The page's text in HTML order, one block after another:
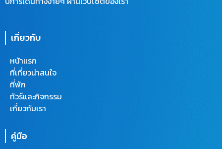
เกี่ยวกับ
หน้าแรก
ที่เที่ยวน่าสนใจ
ที่พัก
ทัวร์และกิจกรรม
เกี่ยวกับเรา
คู่มือ